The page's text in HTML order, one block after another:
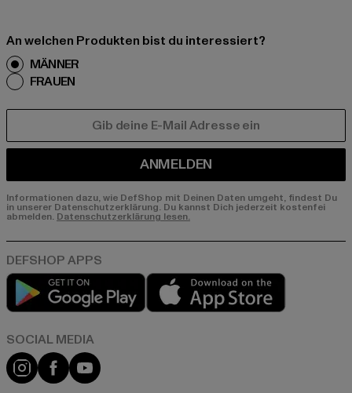
An welchen Produkten bist du interessiert?
MÄNNER
FRAUEN
ANMELDEN
Informationen dazu, wie DefShop mit Deinen Daten umgeht, findest Du
in unserer Datenschutzerklärung. Du kannst Dich jederzeit kostenfei
abmelden. Datenschutzerklärung lesen.
Play market
Instagram
FacebookYouTube